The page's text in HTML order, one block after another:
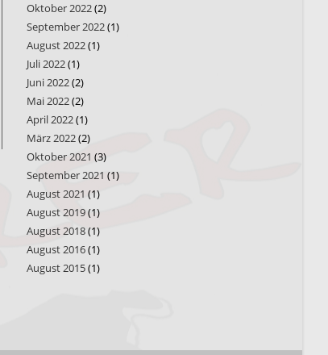
Oktober 2022(2)
September 2022(1)
August 2022(1)
Juli 2022(1)
Juni 2022(2)
Mai 2022(2)
April 2022(1)
März 2022(2)
Oktober 2021 (3)
September 2021 (1)
August 2021 (1)
August 2019(1)
August 2018(1)
August 2016(1)
August 2015(1)